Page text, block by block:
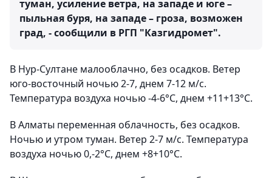
туман, усиление ветра, на западе и юге –
пыльная буря, на западе – гроза, возможен
град, - сообщили в РГП "Казгидромет".
В Нур-Султане малооблачно, без осадков. Ветер
юго-восточный ночью 2-7, днем 7-12 м/с.
Температура воздуха ночью -4-6°С, днем +11+13°С.
В Алматы переменная облачность, без осадков.
Ночью и утром туман. Ветер 2-7 м/с. Температура
воздуха ночью 0,-2°С, днем +8+10°С.